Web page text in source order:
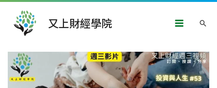
跳
又上財經學院
Menu搜
章
導
覽